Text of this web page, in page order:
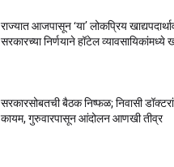
राज्यात आजपासून ‘या’ लोकप्रिय
सरकारच्या निर्णयाने हॉटेल
सरकारसोबतची बैठक निष्फळ; निवासी
कायम, गुरुवारपासून आंदोलन आणखी तीव्र